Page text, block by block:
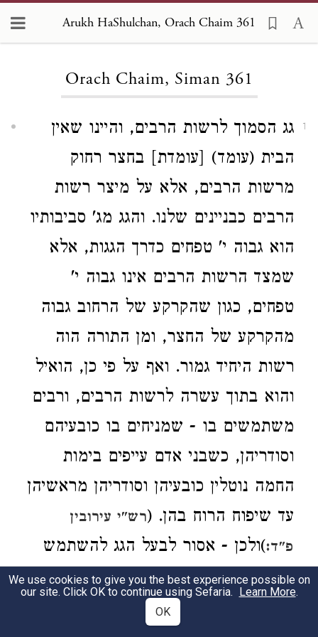
Arukh HaShulchan, Orach Chaim 361
Orach Chaim, Siman 361
1
גג הסמוך לרשות הרבים, והיינו שאין
הבית (עומד) [עומדת] בחצר רחוק
מרשות הרבים, אלא על מיצר רשות
הרבים כבניינים שלנו. והגג מג' סביבותיו
הוא גבוה י' טפחים כדרך הגגות, אלא
שמצד הרשות הרבים אינו גבוה י'
טפחים, כגון שהקרקע של הרחוב גבוה
מהקרקע של החצר, ומן התורה הוה
רשות היחיד גמור. ואף על פי כן, הואיל
והוא בתוך עשרה לרשות הרבים, ורבים
משתמשים בו - שמניחים בו כובעיהם
וסודריהן, כשבני אדם עייפים בימות
החמה נוטלין כובעיהן וסודריהן מראשיהן
עד שיפוח הרוח בהן. (רש"י עירובין
פ"ד:)ולכן - אסור לבעל הגג להשתמש
בו מחצר, עד שיעשה לו סולם קבוע
מחצירו, שבזה גילה דעתו שסילק את
We use cookies to give you the best experience possible on
our site. Click OK to continue using Sefaria. Learn More.
OK